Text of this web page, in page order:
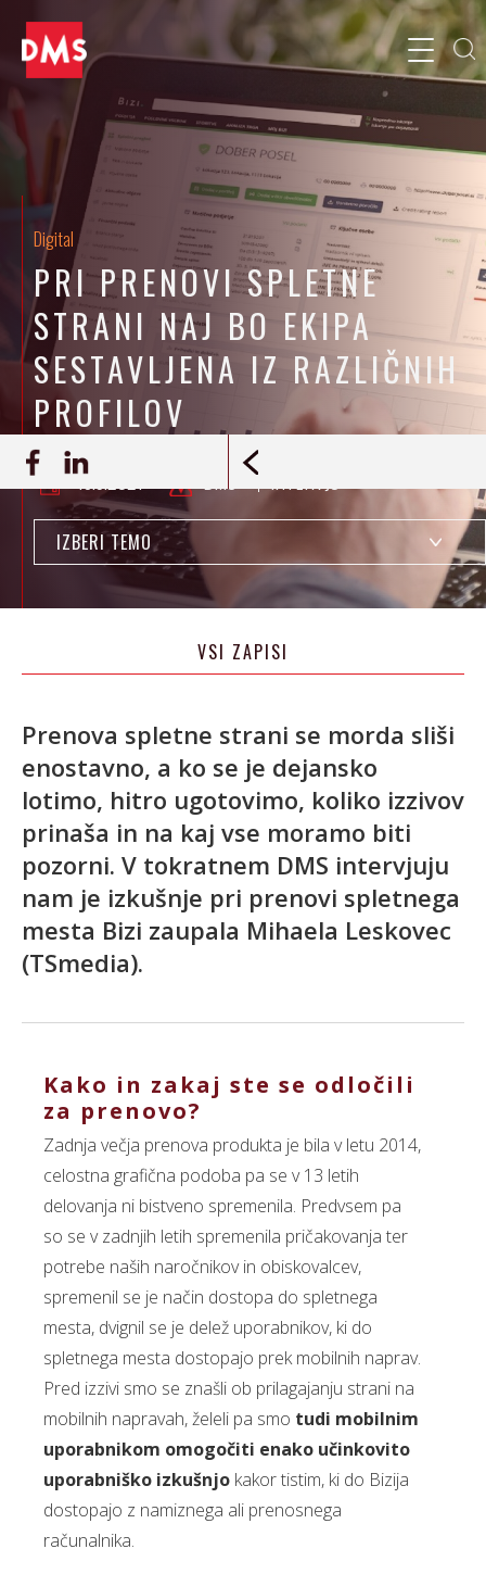
Digital
PRI PRENOVI SPLETNE
STRANI NAJ BO EKIPA
SESTAVLJENA IZ RAZLIČNIH
PROFILOV
19.3.2021
IZBERI TEMO
VSI ZAPISI
Prenova spletne strani se morda sliši
enostavno, a ko se je dejansko
lotimo, hitro ugotovimo, koliko izzivov
prinaša in na kaj vse moramo biti
pozorni. V tokratnem DMS intervjuju
nam je izkušnje pri prenovi spletnega
mesta Bizi zaupala Mihaela Leskovec
(TSmedia).
Kako in zakaj ste se odločili
za prenovo?
Zadnja večja prenova produkta je bila v letu 2014,
celostna grafična podoba pa se v 13 letih
delovanja ni bistveno spremenila. Predvsem pa
so se v zadnjih letih spremenila pričakovanja ter
potrebe naših naročnikov in obiskovalcev,
spremenil se je način dostopa do spletnega
mesta, dvignil se je delež uporabnikov, ki do
spletnega mesta dostopajo prek mobilnih naprav.
Pred izzivi smo se znašli ob prilagajanju strani na
mobilnih napravah, želeli pa smo tudi mobilnim
uporabnikom omogočiti enako učinkovito
uporabniško izkušnjo kakor tistim, ki do Bizija
dostopajo z namiznega ali prenosnega
računalnika.